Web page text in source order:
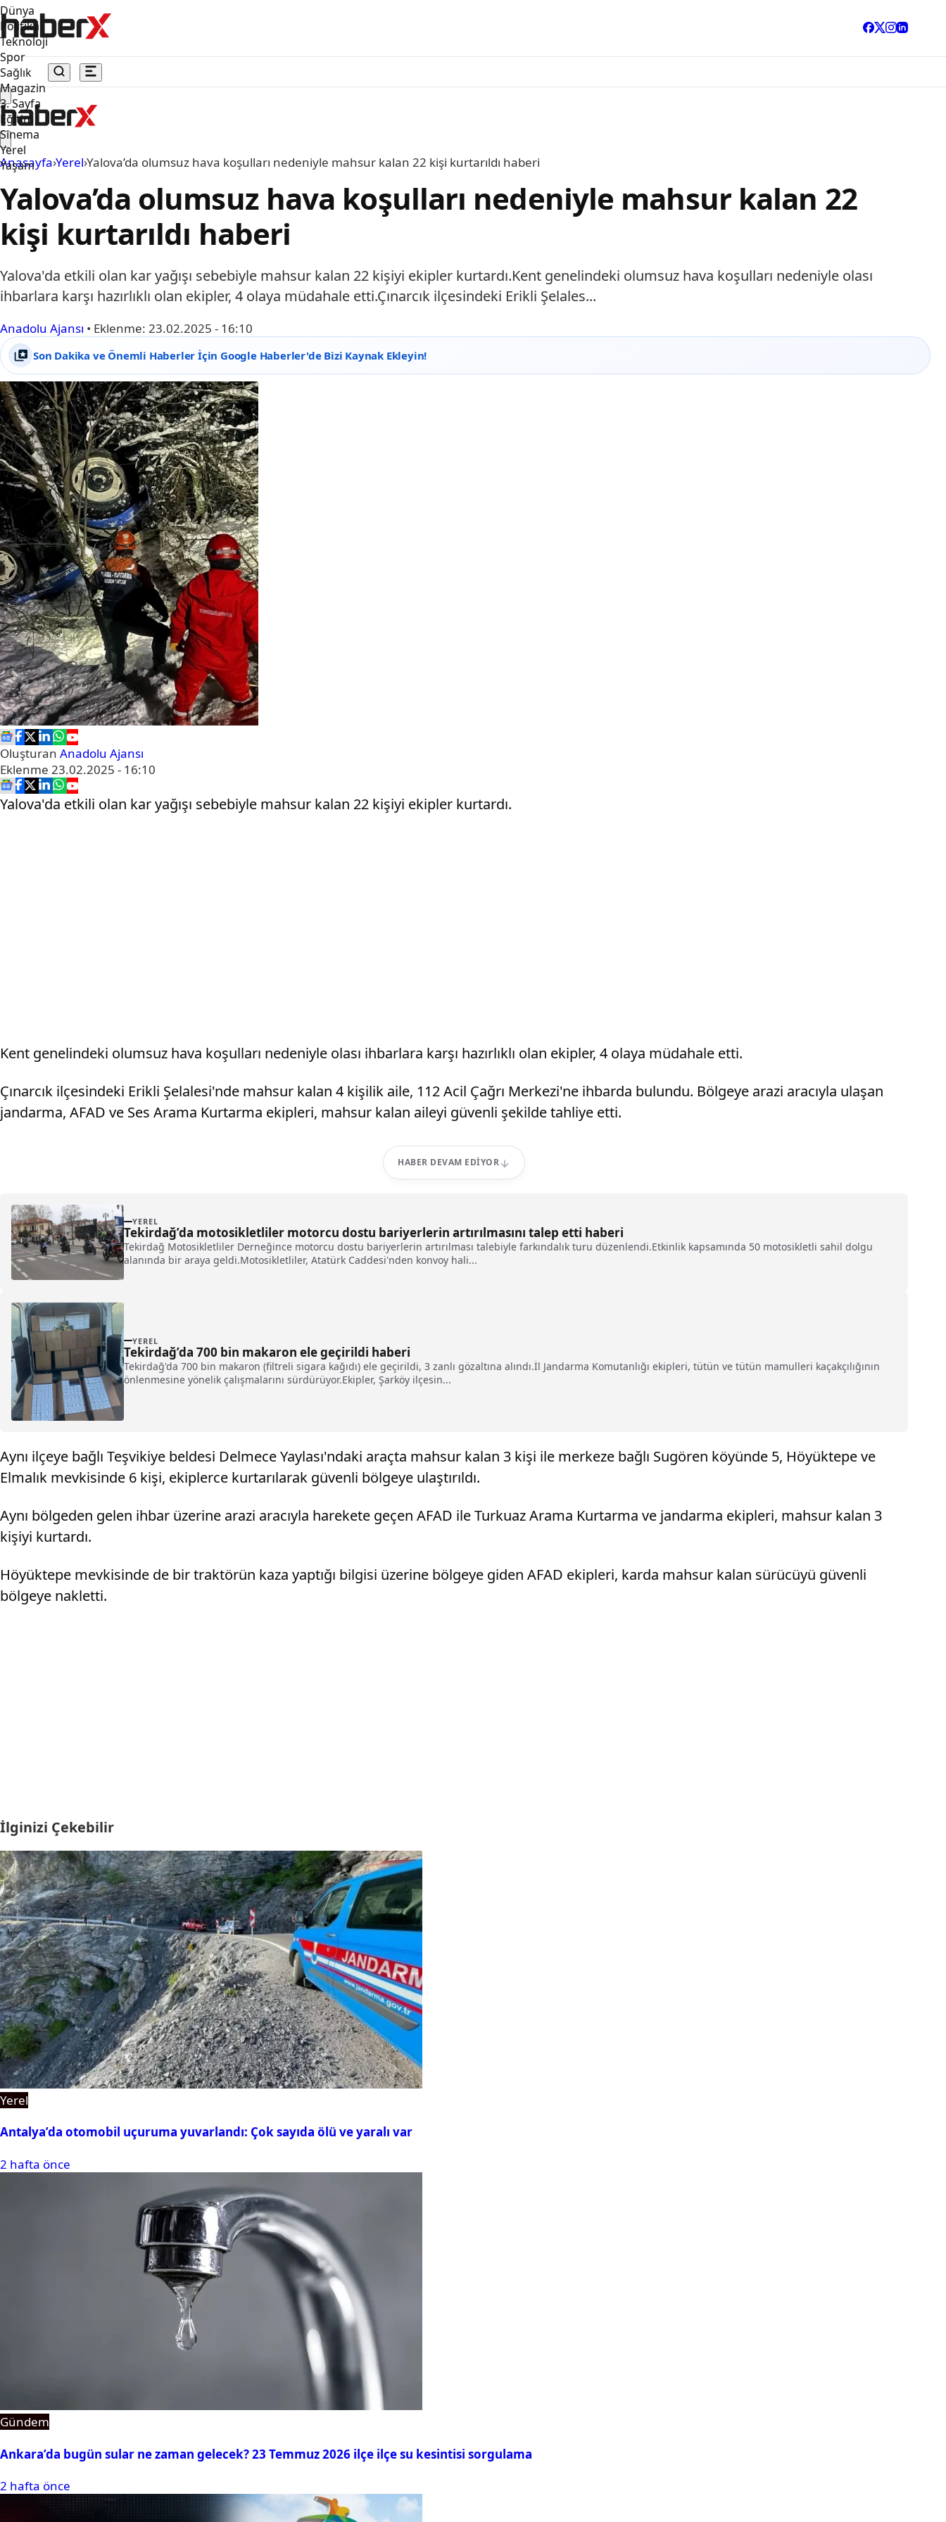
Dünya
Politika
Teknoloji
Spor
Sağlık
Magazin
3. Sayfa
Eğitim
Sinema
Yerel
Yaşam
Anasayfa›Yerel›Yalova’da olumsuz hava koşulları nedeniyle mahsur kalan 22 kişi kurtarıldı haberi
Yalova’da olumsuz hava koşulları nedeniyle mahsur kalan 22
kişi kurtarıldı haberi
Yalova'da etkili olan kar yağışı sebebiyle mahsur kalan 22 kişiyi ekipler kurtardı.Kent genelindeki olumsuz hava koşulları nedeniyle olası
ihbarlara karşı hazırlıklı olan ekipler, 4 olaya müdahale etti.Çınarcık ilçesindeki Erikli Şelales...
Anadolu Ajansı • Eklenme: 23.02.2025 - 16:10
Son Dakika ve Önemli Haberler İçin Google Haberler'de Bizi Kaynak Ekleyin!
Oluşturan Anadolu Ajansı
Eklenme 23.02.2025 - 16:10
Yalova'da etkili olan kar yağışı sebebiyle mahsur kalan 22 kişiyi ekipler kurtardı.
Kent genelindeki olumsuz hava koşulları nedeniyle olası ihbarlara karşı hazırlıklı olan ekipler, 4 olaya müdahale etti.
Çınarcık ilçesindeki Erikli Şelalesi'nde mahsur kalan 4 kişilik aile, 112 Acil Çağrı Merkezi'ne ihbarda bulundu. Bölgeye arazi aracıyla ulaşan
jandarma, AFAD ve Ses Arama Kurtarma ekipleri, mahsur kalan aileyi güvenli şekilde tahliye etti.
HABER DEVAM EDIYOR
YEREL
Tekirdağ’da motosikletliler motorcu dostu bariyerlerin artırılmasını talep etti haberi
Tekirdağ Motosikletliler Derneğince motorcu dostu bariyerlerin artırılması talebiyle farkındalık turu düzenlendi.Etkinlik kapsamında 50 motosikletli sahil dolgu
alanında bir araya geldi.Motosikletliler, Atatürk Caddesi'nden konvoy hali...
YEREL
Tekirdağ’da 700 bin makaron ele geçirildi haberi
Tekirdağ'da 700 bin makaron (filtreli sigara kağıdı) ele geçirildi, 3 zanlı gözaltına alındı.İl Jandarma Komutanlığı ekipleri, tütün ve tütün mamulleri kaçakçılığının
önlenmesine yönelik çalışmalarını sürdürüyor.Ekipler, Şarköy ilçesin...
Aynı ilçeye bağlı Teşvikiye beldesi Delmece Yaylası'ndaki araçta mahsur kalan 3 kişi ile merkeze bağlı Sugören köyünde 5, Höyüktepe ve
Elmalık mevkisinde 6 kişi, ekiplerce kurtarılarak güvenli bölgeye ulaştırıldı.
Aynı bölgeden gelen ihbar üzerine arazi aracıyla harekete geçen AFAD ile Turkuaz Arama Kurtarma ve jandarma ekipleri, mahsur kalan 3
kişiyi kurtardı.
Höyüktepe mevkisinde de bir traktörün kaza yaptığı bilgisi üzerine bölgeye giden AFAD ekipleri, karda mahsur kalan sürücüyü güvenli
bölgeye nakletti.
İlginizi Çekebilir
Yerel
Antalya’da otomobil uçuruma yuvarlandı: Çok sayıda ölü ve yaralı var
2 hafta önce
Gündem
Ankara’da bugün sular ne zaman gelecek? 23 Temmuz 2026 ilçe ilçe su kesintisi sorgulama
2 hafta önce